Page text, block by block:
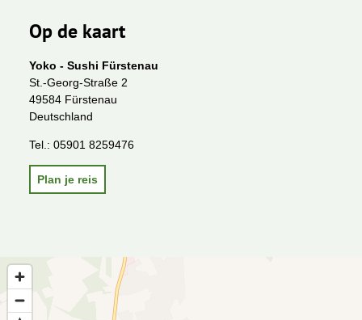
Op de kaart
Yoko - Sushi Fürstenau
St.-Georg-Straße 2
49584 Fürstenau
Deutschland
Tel.: 05901 8259476
Plan je reis